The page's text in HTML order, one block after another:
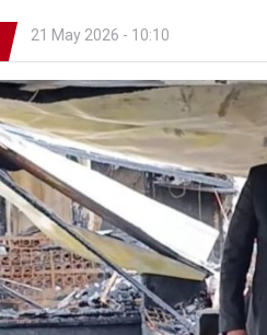
21 May 2026 - 10:10